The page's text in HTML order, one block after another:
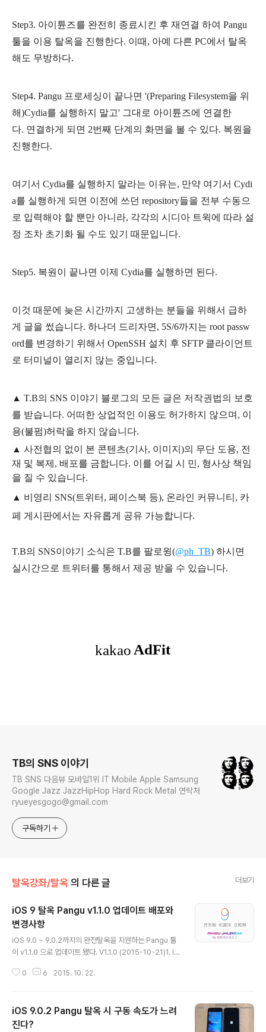
Step3. 아이튠즈를 완전히 종료시킨 후 재연결 하여 Pangu
툴을 이용 탈옥을 진행한다. 이때, 아예 다른 PC에서 탈옥
해도 무방하다.
Step4. Pangu 프로세싱이 끝나면 '(Preparing Filesystem을 위
해)Cydia를 실행하지 말고' 그대로 아이튠즈에 연결한
다. 연결하게 되면 2번째 단계의 화면을 볼 수 있다. 복원을
진행한다.
여기서 Cydia를 실행하지 말라는 이유는, 만약 여기서 Cydi
a를 실행하게 되면 이전에 쓰던 repository들을 전부 수동으
로 입력해야 할 뿐만 아니라, 각각의 시디아 트윅에 따라 설
정 조차 초기화 될 수도 있기 때문입니다.
Step5. 복원이 끝나면 이제 Cydia를 실행하면 된다.
이것 때문에 늦은 시간까지 고생하는 분들을 위해서 급하
게 글을 썼습니다. 하나더 드리자면, 5S/6까지는 root passw
ord를 변경하기 위해서 OpenSSH 설치 후 SFTP 클라이언트
로 터미널이 열리지 않는 중입니다.
▲ T.B의 SNS 이야기 블 로그의 모든 글은 저작권법의 보호
를 받습니다. 어떠한 상업적인 이용도 허가하지 않으며, 이
용(불펌)허락을 하지 않습니다.
▲ 사전협의 없이 본 콘텐츠(기사, 이미지)의 무단 도용, 전
재 및 복제, 배포를 금합니다. 이를 어길 시 민, 형사상 책임
을 질 수 있습니다.
▲ 비영리 SNS(트위터, 페이스북 등), 온라인 커뮤니티, 카
페 게시판에서는 자유롭게 공유 가능합니다.
T.B의 SNS이야기 소식은 T.B를 팔로윙(@ph_TB) 하시면
실시간으로 트위터를 통해서 제공 받을 수 있습니다.
TB의 SNS 이야기
TB SNS 다음뷰 모바일1위 IT Mobile Apple Samsung
Google Jazz JazzHipHop Hard Rock Metal 연락처
ryueyesgogo@gmail.com
구독하기
탈옥강좌/탈옥 의 다른 글 더보기
iOS 9 탈옥 Pangu v1.1.0 업데이트 배포와
변경사항
iOS 9.0 ~ 9.0.2까지의 완전탈옥을 지원하는 Pangu 툴
이 v1.1.0 으로 업데이트 됐다. V1.1.0 (2015-10-21)1. Im
k program for 64bit devices(탈옥 성공률과 64비트
ssue that leads to fail to jailbreak due to low dis
k space in Windows.(백업 프로세서 최적화와 탈옥 속
0 6 2015. 10. 22.
iOS 9.0.2 Pangu 탈옥 시 구동 속도가 느려
진다?